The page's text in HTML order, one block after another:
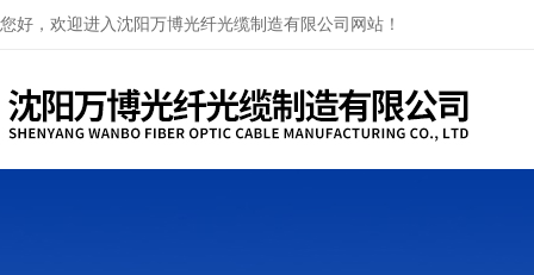
您好，欢迎进入沈阳万博光纤光缆制造有限公司网站！